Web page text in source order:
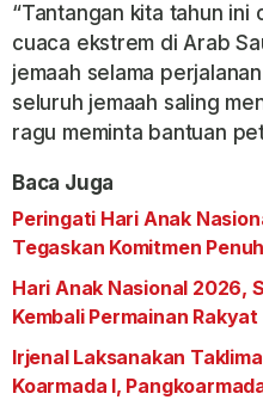
“Tantangan kita tahun ini
cuaca ekstrem di Arab
jemaah selama
seluruh jemaah saling
ragu meminta bantuan
Baca Juga
Peringati Hari Anak
Tegaskan Komitmen
Hari Anak Nasional 2026,
Kembali Permainan
Irjenal Laksanakan
Koarmada I,